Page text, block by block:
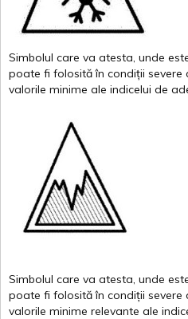
Simbolul care va atesta, unde
poate fi folosită în condiții severe
valorile minime ale indicelui de
Simbolul care va atesta, unde
poate fi folosită în condiții severe
valorile minime relevante ale